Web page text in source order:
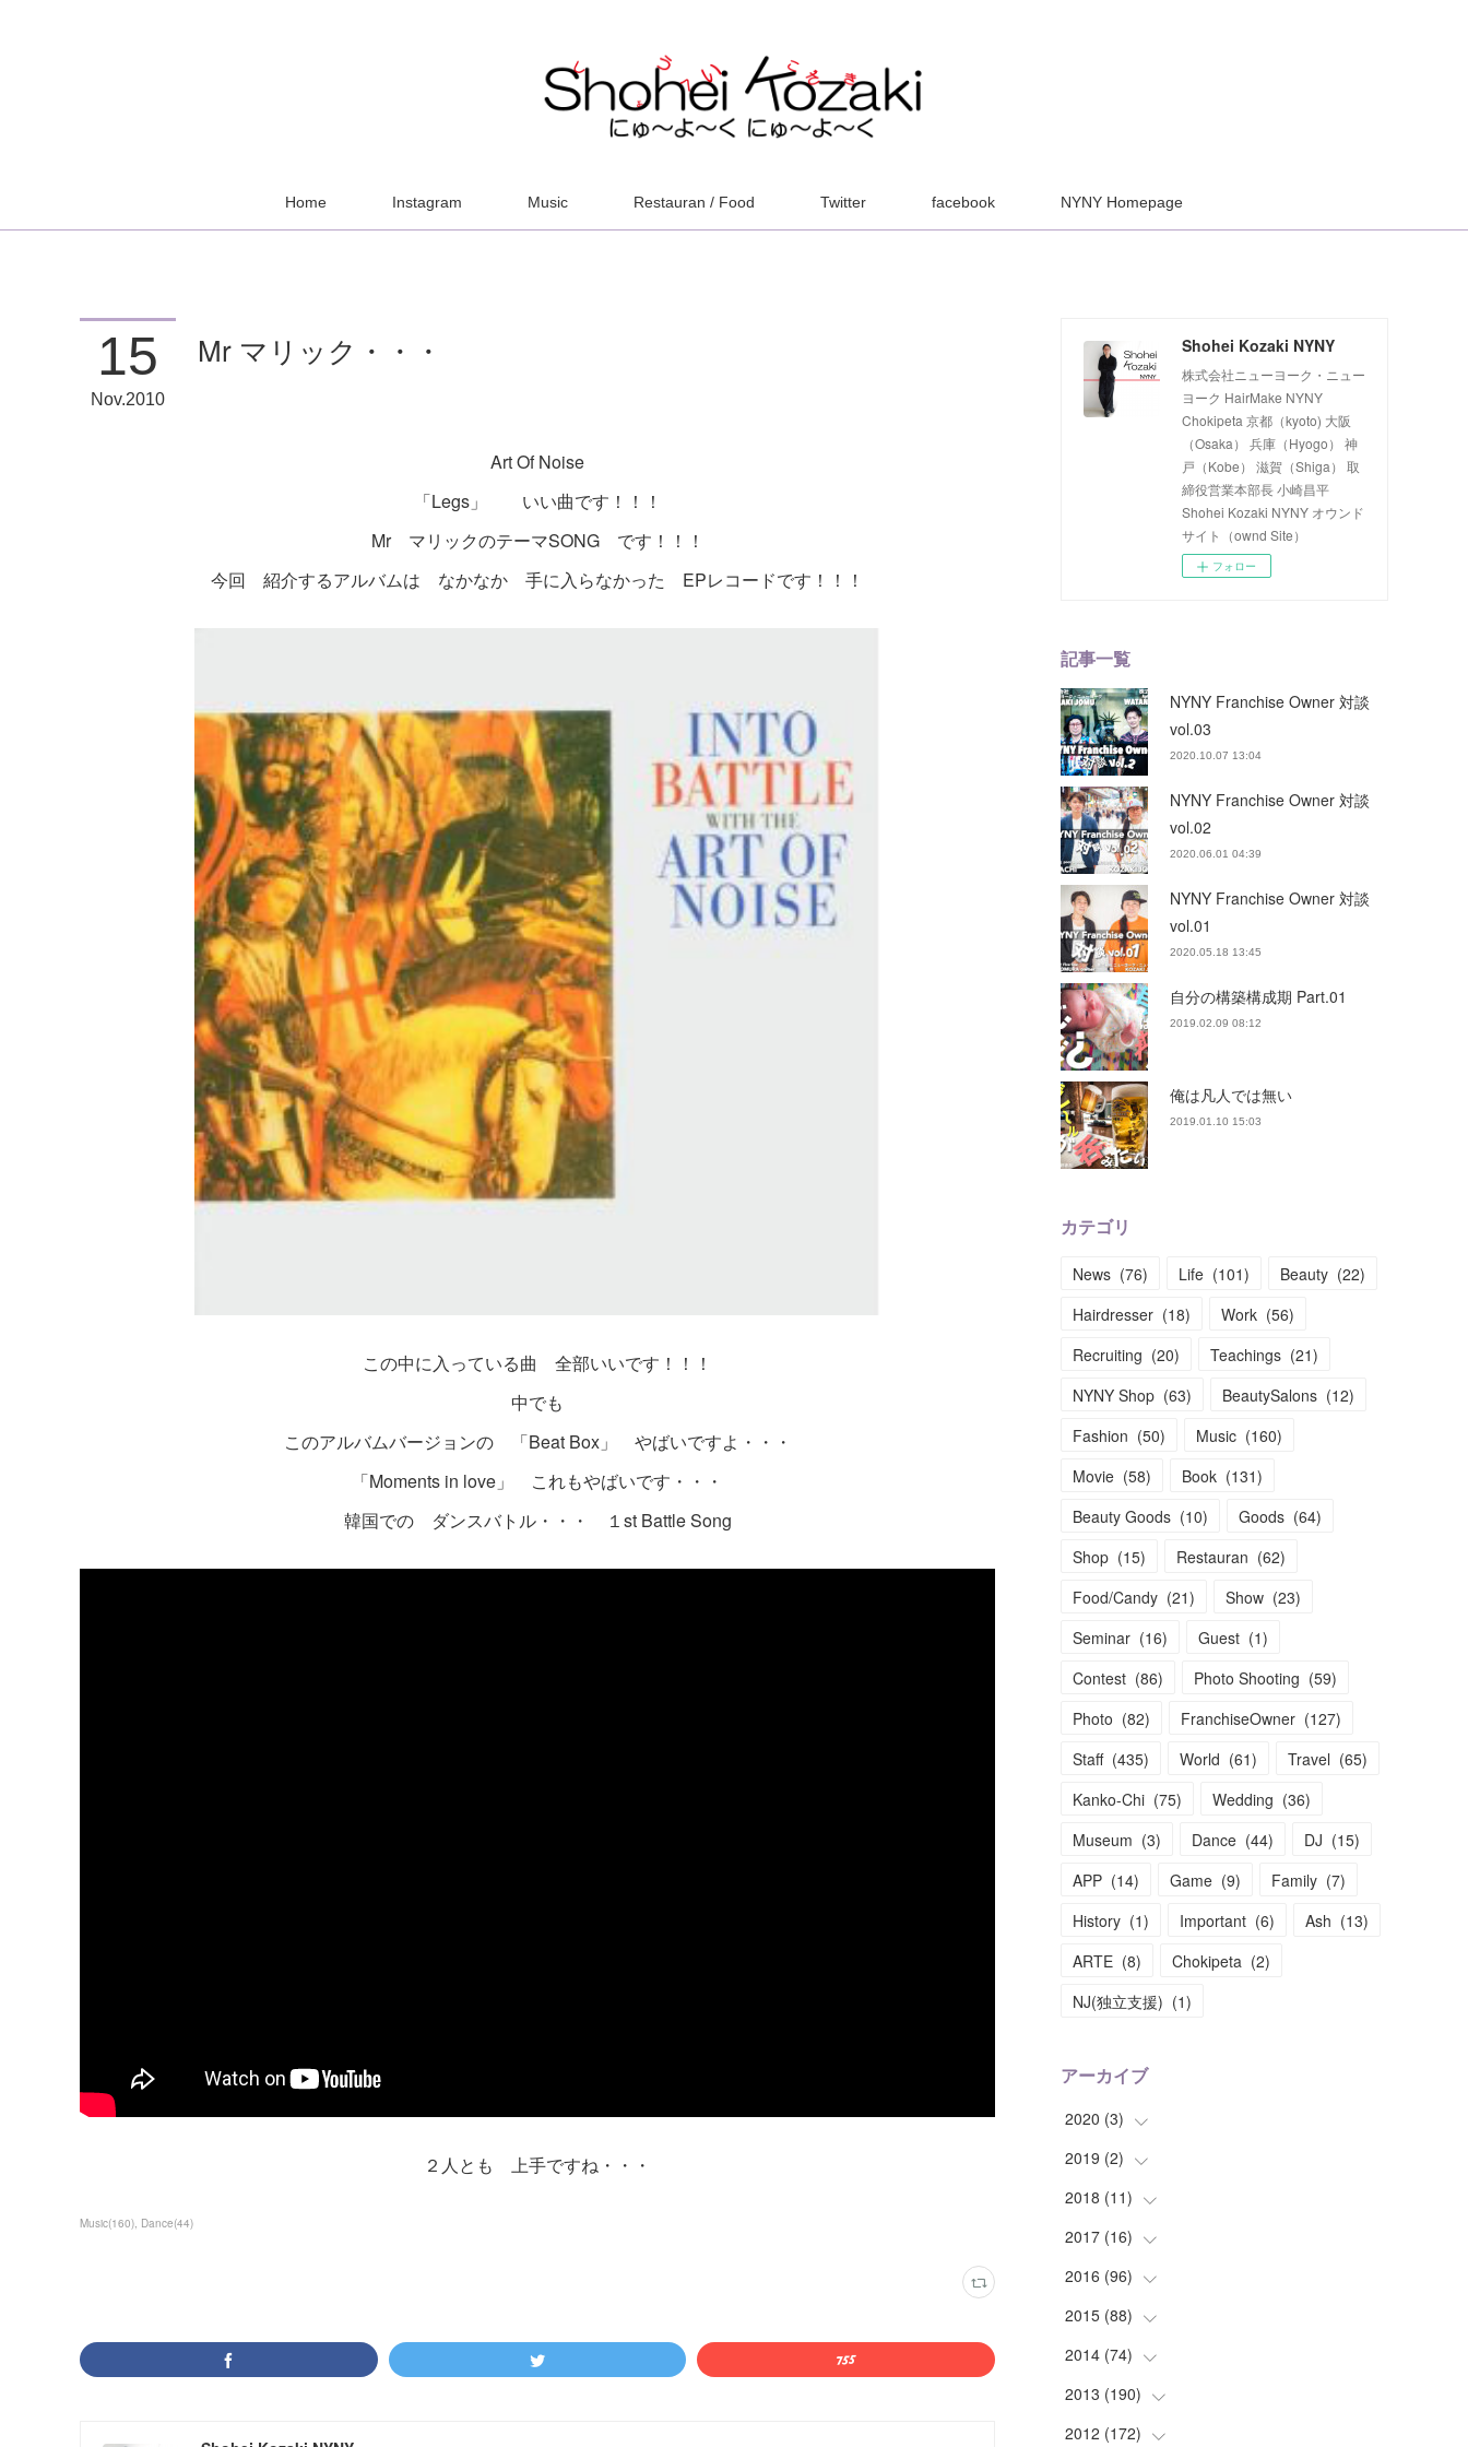
Home Instagram Music Restauran / Food Twitter facebook NYNY Homepage
15
Nov 2010
Mr マリック・・・
Art Of Noise
「Legs」 いい曲です！！！
Mr マリックのテーマSONG です！！！
今回 紹介するアルバムは なかなか 手に入らなかった EPレコードです！！！
この中に入っている曲 全部いいです！！！
中でも
このアルバムバージョンの 「Beat Box」 やばいですよ・・・
「Moments in love」 これもやばいです・・・
韓国での ダンスバトル・・・ １st Battle Song
２人とも 上手ですね・・・
Music(160) Dance(44)
Shohei Kozaki NYNY
株式会社ニューヨーク・ニュー
ヨーク HairMake NYNY
Chokipeta 京都（kyoto) 大阪
（Osaka） 兵庫（Hyogo） 神
戸（Kobe） 滋賀（Shiga） 取
締役営業本部長 小崎昌平
Shohei Kozaki NYNY オウンド
サイト（ownd Site）
フォロー
記事一覧
NYNY Franchise Owner 対談
vol.03
2020.10.07 13:04
NYNY Franchise Owner 対談
vol.02
2020.06.01 04:39
NYNY Franchise Owner 対談
vol.01
2020.05.18 13:45
自分の構築構成期 Part.01
2019.02.09 08:12
俺は凡人では無い
2019.01.10 15:03
カテゴリ
News (76) Life (101) Beauty (22)
Hairdresser (18) Work (56)
Recruiting (20) Teachings (21)
NYNY Shop (63) BeautySalons (12)
Fashion (50) Music (160)
Movie (58) Book (131)
Beauty Goods (10) Goods (64)
Shop (15) Restauran (62)
Food/Candy (21) Show (23)
Seminar (16) Guest (1)
Contest (86) Photo Shooting (59)
Photo (82) FranchiseOwner (127)
Staff (435) World (61) Travel (65)
Kanko-Chi (75) Wedding (36)
Museum (3) Dance (44) DJ (15)
APP (14) Game (9) Family (7)
History (1) Important (6) Ash (13)
ARTE (8) Chokipeta (2)
NJ(独立支援) (1)
アーカイブ
2020 (3)
(1
( 1)
(1)
2019 (2)
( 1)
(1)
2018 (11)
(2)
(1)
(1)
(1)
(3)
(2)
2017 (16)
(1)
(2)
(1)
(3)
(1)
2016 (96)
(2)
(5)
(6)
(3)
2015 (88)
(4)
(7)
(6)
2014 (74)
(9)
(14)
2013 (190)
(17)
2012 (172)